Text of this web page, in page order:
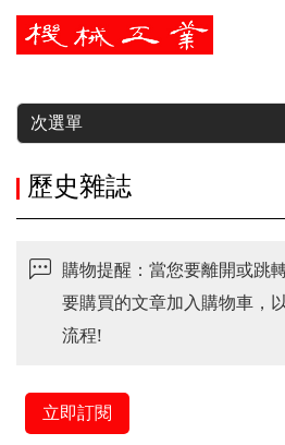
暫停
次選單
歷史雜誌
購物提醒：當您要離開或跳
要購買的文章加入購物車，
流程!
立即訂閱